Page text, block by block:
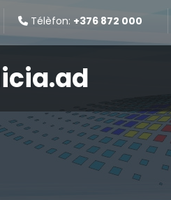
Télèfon: +376 872 000